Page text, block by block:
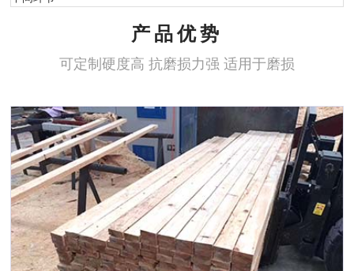
产品优势
可定制硬度高 抗磨损力强 适用于磨损